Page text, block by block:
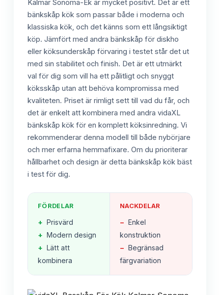
Kalmar Sonoma-Ek är mycket positivt. Det är ett
bänkskåp kök som passar både i moderna och
klassiska kök, och det känns som ett långsiktigt
köp. Jämfört med andra bänkskåp för diskho
eller köksunderskåp förvaring i testet står det ut
med sin stabilitet och finish. Det är ett utmärkt
val för dig som vill ha ett pålitligt och snyggt
köksskåp utan att behöva kompromissa med
kvaliteten. Priset är rimligt sett till vad du får, och
det är enkelt att kombinera med andra vidaXL
bänkskåp kök för en komplett köksinredning. Vi
rekommenderar denna modell till både nybörjare
och mer erfarna hemmafixare. Om du prioriterar
hållbarhet och design är detta bänkskåp kök bäst
i test för dig.
FÖRDELAR
+ Prisvärd
+ Modern design
+ Lätt att
kombinera
NACKDELAR
− Enkel
konstruktion
− Begränsad
färgvariation